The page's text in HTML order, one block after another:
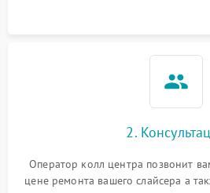
2.
Оператор колл центра позвонит
цене ремонта вашего слайсера а